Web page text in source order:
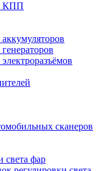
КПП
сканеров
света фар